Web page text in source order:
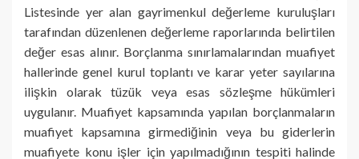
Listesinde yer alan gayrimenkul değerleme kuruluşları
tarafından düzenlenen değerleme raporlarında belirtilen
değer esas alınır. Borçlanma sınırlamalarından muafiyet
hallerinde genel kurul toplantı ve karar yeter sayılarına
ilişkin olarak tüzük veya esas sözleşme hükümleri
uygulanır. Muafiyet kapsamında yapılan borçlanmaların
muafiyet kapsamına girmediğinin veya bu giderlerin
muafiyete konu işler için yapılmadığının tespiti halinde